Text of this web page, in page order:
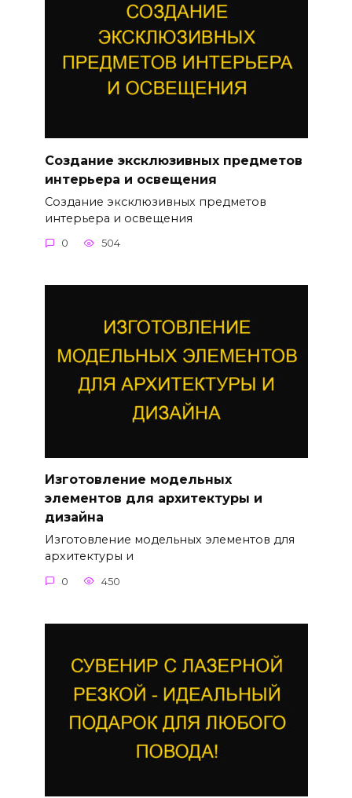
Создание эксклюзивных предметов
интерьера и освещения
Создание эксклюзивных предметов
интерьера и освещения
0 504
Изготовление модельных
элементов для архитектуры и
дизайна
Изготовление модельных элементов для
архитектуры и
0 450